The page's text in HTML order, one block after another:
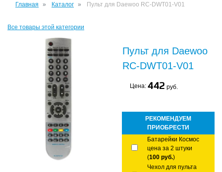
Главная Каталог Пульт для Daewoo RC-DWT01-V01
Все товары этой категории
Пульт для Daewoo
RC-DWT01-V01
Цена: 442 руб.
РЕКОМЕНДУЕМ
ПРИОБРЕСТИ
Батарейки Космос
цена за 2 штуки
(100 руб.)
Чехол для пульта